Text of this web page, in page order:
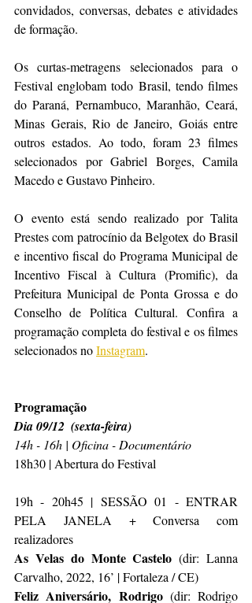
convidados, conversas, debates e atividades
de formação.
Os curtas-metragens selecionados para o
Festival englobam todo Brasil, tendo filmes
do Paraná, Pernambuco, Maranhão, Ceará,
Minas Gerais, Rio de Janeiro, Goiás entre
outros estados. Ao todo, foram 23 filmes
selecionados por Gabriel Borges, Camila
Macedo e Gustavo Pinheiro.
O evento está sendo realizado por Talita
Prestes com patrocínio da Belgotex do Brasil
e incentivo fiscal do Programa Municipal de
Incentivo Fiscal à Cultura (Promific), da
Prefeitura Municipal de Ponta Grossa e do
Conselho de Política Cultural. Confira a
programação completa do festival e os filmes
selecionados no Instagram.
Programação
Dia 09/12  (sexta-feira)
14h - 16h | Oficina - Documentário
18h30 | Abertura do Festival
19h - 20h45 | SESSÃO 01 - ENTRAR
PELA JANELA + Conversa com
realizadores
As Velas do Monte Castelo (dir: Lanna
Carvalho, 2022, 16’ | Fortaleza / CE)
Feliz Aniversário, Rodrigo (dir: Rodrigo